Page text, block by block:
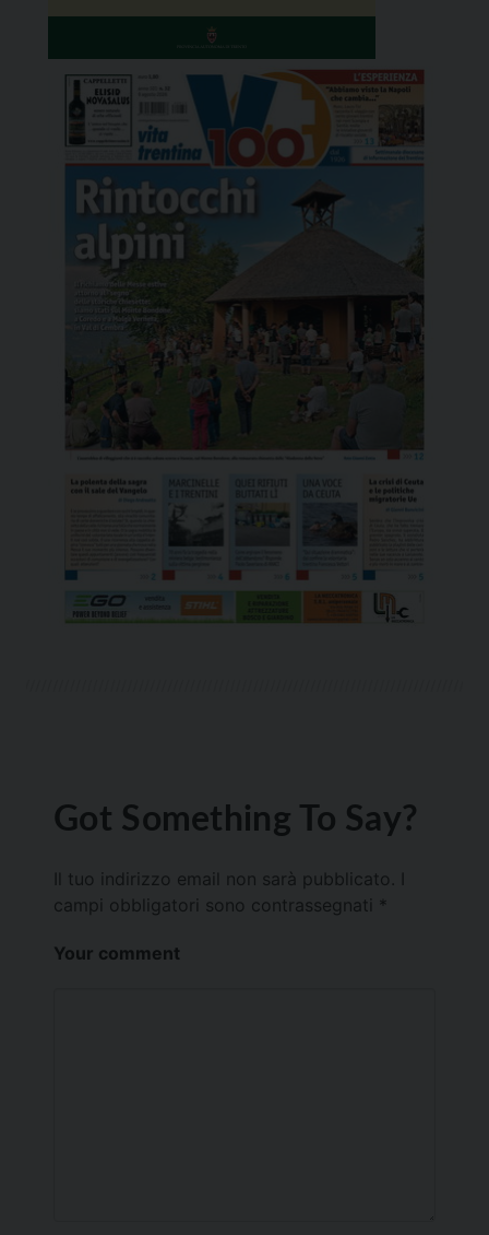
Got Something To Say?
Il tuo indirizzo email non sarà pubblicato.
campi obbligatori sono contrassegnati *
Your comment